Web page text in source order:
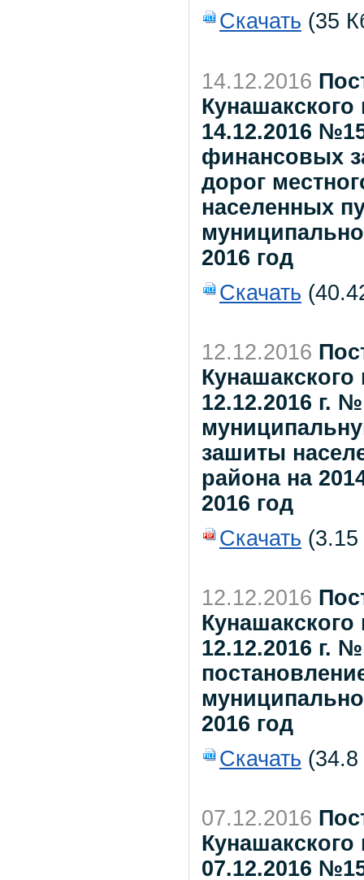
Скачать (35
14.12.2016
14.12.2016
финансовых
дорог
населенных
2016 год
Скачать
12.12.2016
12.12.2016 г.
зашиты
района на
2016 год
Скачать
12.12.2016
12.12.2016 г.
2016 год
Скачать
07.12.2016
07.12.2016